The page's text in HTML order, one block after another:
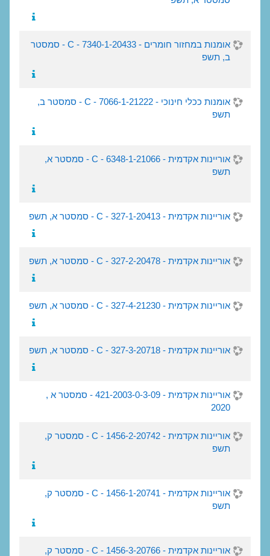
אומנות במחזור חומרים - 20433-C - 7340-1 - סמסטר
ב, תשפ
אומנות ככלי חינוכי - 21222-C - 7066-1 - סמסטר ב,
תשפ
אוריינות אקדמית - 21066-C - 6348-1 - סמסטר א,
תשפ
אוריינות אקדמית - 20413-C - 327-1 - סמסטר א, תשפ
אוריינות אקדמית - 20478-C - 327-2 - סמסטר א, תשפ
אוריינות אקדמית - 21230-C - 327-4 - סמסטר א, תשפ
אוריינות אקדמית - 20718-C - 327-3 - סמסטר א, תשפ
אוריינות אקדמית - 421-2003-0-3-09 - סמסטר א ,
2020
אוריינות אקדמית - 20742-C - 1456-2 - סמסטר ק,
תשפ
אוריינות אקדמית - 20741-C - 1456-1 - סמסטר ק,
תשפ
אוריינות אקדמית - 20766-C - 1456-3 - סמסטר ק,